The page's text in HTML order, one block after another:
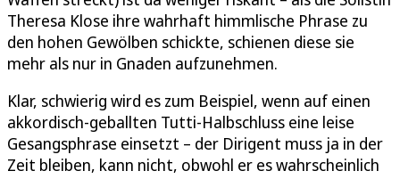
Theresa Klose ihre wahrhaft himmlische Phrase zu
den hohen Gewölben schickte, schienen diese sie
mehr als nur in Gnaden aufzunehmen.
Klar, schwierig wird es zum Beispiel, wenn auf einen
akkordisch-geballten Tutti-Halbschluss eine leise
Gesangsphrase einsetzt – der Dirigent muss ja in der
Zeit bleiben, kann nicht, obwohl er es wahrscheinlich